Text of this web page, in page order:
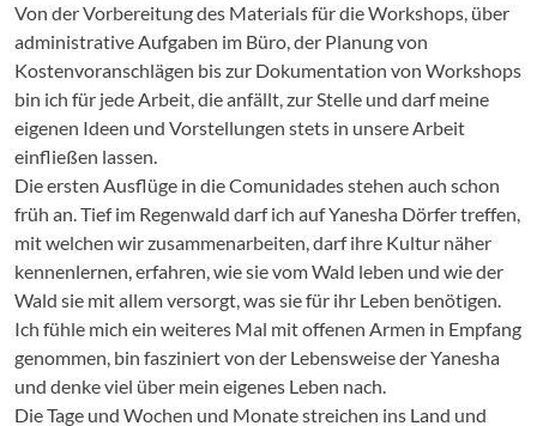
Von der Vorbereitung des Materials für die Workshops, über
administrative Aufgaben im Büro, der Planung von
Kostenvoranschlägen bis zur Dokumentation von Workshops
bin ich für jede Arbeit, die anfällt, zur Stelle und darf meine
eigenen Ideen und Vorstellungen stets in unsere Arbeit
einfließen lassen.
Die ersten Ausflüge in die Comunidades stehen auch schon
früh an. Tief im Regenwald darf ich auf Yanesha Dörfer treffen,
mit welchen wir zusammenarbeiten, darf ihre Kultur näher
kennenlernen, erfahren, wie sie vom Wald leben und wie der
Wald sie mit allem versorgt, was sie für ihr Leben benötigen.
Ich fühle mich ein weiteres Mal mit offenen Armen in Empfang
genommen, bin fasziniert von der Lebensweise der Yanesha
und denke viel über mein eigenes Leben nach.
Die Tage und Wochen und Monate streichen ins Land und